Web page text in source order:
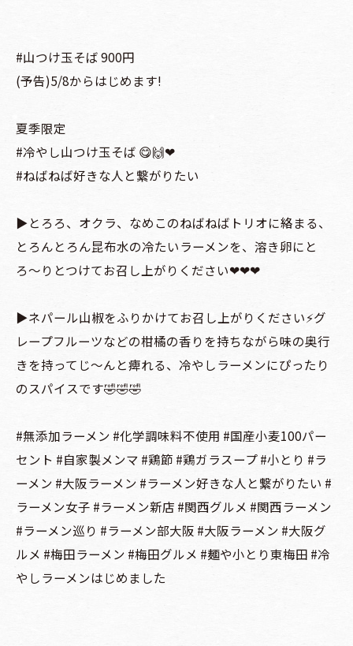
#山つけ玉そば 900円
(予告)5/8からはじめます!
夏季限定
#冷やし山つけ玉そば 😋🙌❤︎
#ねばねば好きな人と繋がりたい
▶️とろろ、オクラ、なめこのねばねばトリオに絡まる、
とろんとろん昆布水の冷たいラーメンを、溶き卵にと
ろ〜りとつけてお召し上がりください❤︎❤︎❤︎
▶️ネパール山椒をふりかけてお召し上がりください⚡️グ
レープフルーツなどの柑橘の香りを持ちながら味の奥行
きを持ってじ〜んと痺れる、冷やしラーメンにぴったり
のスパイスです🤣🤣🤣
#無添加ラーメン #化学調味料不使用 #国産小麦100パー
セント #自家製メンマ #鶏節 #鶏ガラスープ #小とり #ラ
ーメン #大阪ラーメン #ラーメン好きな人と繋がりたい #
ラーメン女子 #ラーメン新店 #関西グルメ #関西ラーメン
#ラーメン巡り #ラーメン部大阪 #大阪ラーメン #大阪グ
ルメ #梅田ラーメン #梅田グルメ #麺や小とり東梅田 #冷
やしラーメンはじめました